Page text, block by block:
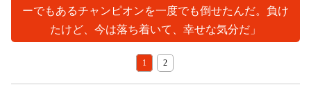
ーでもあるチャンピオンを一度でも倒せたんだ。負け
たけど、今は落ち着いて、幸せな気分だ」
1 2